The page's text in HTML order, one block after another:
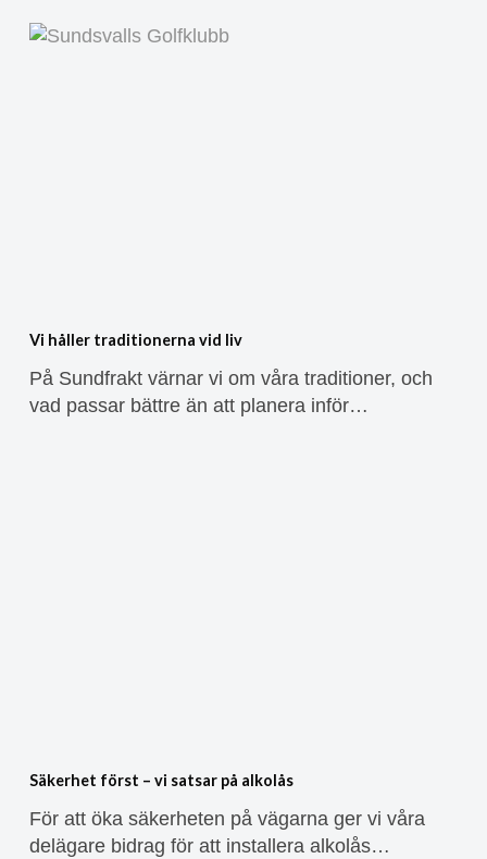
Vi håller traditionerna vid liv
På Sundfrakt värnar vi om våra traditioner, och
vad passar bättre än att planera inför…
Säkerhet först – vi satsar på alkolås
För att öka säkerheten på vägarna ger vi våra
delägare bidrag för att installera alkolås…